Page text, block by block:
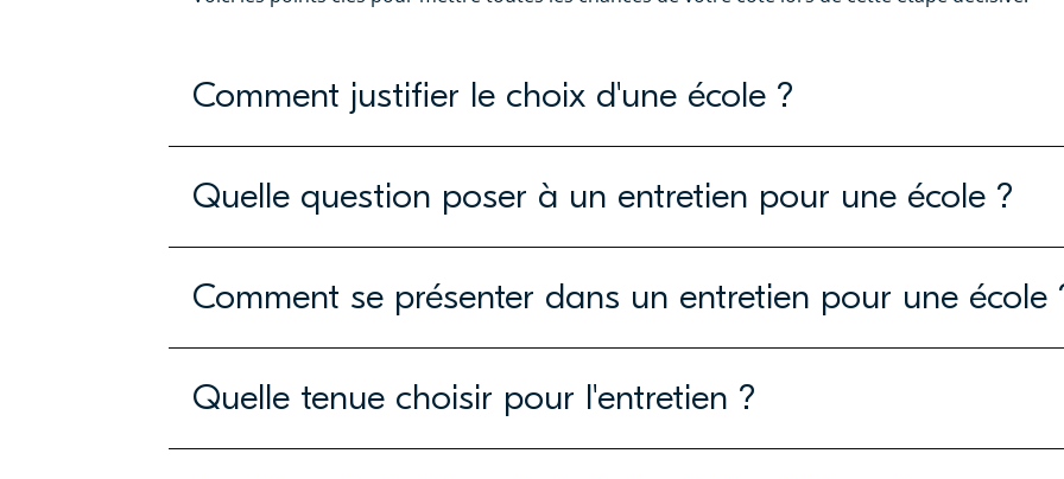
Comment justifier le choix d'une école ?
Quelle question poser à un entretien pour une école ?
Comment se présenter dans un entretien pour une école
Quelle tenue choisir pour l'entretien ?